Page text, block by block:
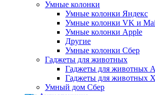
Умные колонки
Умные колонки Яндекс
Умные колонки VK и
Умные колонки Apple
Другие
Умные колонки Сбер
Гаджеты для животных
Гаджеты для животных
Гаджеты для животных
Умный дом Сбер